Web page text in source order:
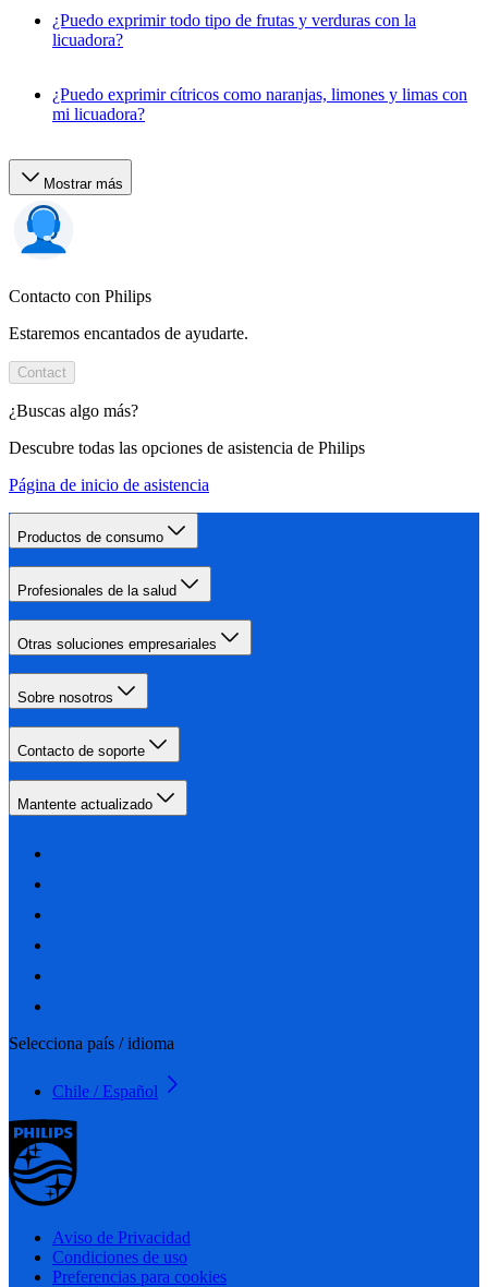
¿Puedo exprimir todo tipo de frutas y verduras con la
licuadora?
¿Puedo exprimir cítricos como naranjas, limones y limas con
mi licuadora?
Mostrar más
Contacto con Philips
Estaremos encantados de ayudarte.
Contact
¿Buscas algo más?
Descubre todas las opciones de asistencia de Philips
Página de inicio de asistencia
Productos de consumo
Profesionales de la salud
Otras soluciones empresariales
Sobre nosotros
Contacto de soporte
Mantente actualizado
Selecciona país / idioma
Chile / Español
Aviso de Privacidad
Condiciones de uso
Preferencias para cookies